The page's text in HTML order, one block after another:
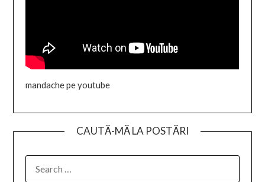
mandache pe youtube
CAUTĂ-MĂ LA POSTĂRI
FOR: